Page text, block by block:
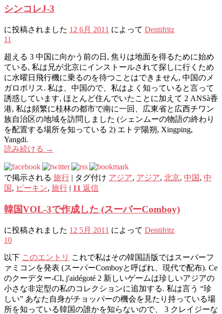
シンコレJ-3
に投稿されました 12 6月 2011 によって Dentifritz
11
超える 3 中国に向かう前の日, 焦りは地面を得るために始め
ている, 私は兄が北京にインストールされて探しに行くため
に水曜日飛行機に乗るのを待つことはできません, 中国のメ
ガロポリス. 私は、中国ので、私はよく知っていると言って
誘惑しています, ほとんど住んでいたことに加えて 2 ANSà香
港, 私は頻繁に桂林の都市で南に一回、広東省と広西チワン
族自治区の地域を訪問しました (シェンムーの物語の終わり
を配置する場所を知っている 2) エトデ陽朔, Xingping,
Yangdi.
読み続ける →
で掲示される 旅行 | タグ付け アジア, アジア, 北京, 中国 , 中
国 , ピーキン, 旅行 | 11 返信
韓国VOL-3で作成した (スーパーComboy)
に投稿されました 12 5月 2011 によって Dentifritz
10
以下 このエントリ これで私はその韓国語版ではスーパーフ
ァミコンを発表 (スーパーComboyと呼ばれ、現代で配布). Ce
のクーデター-CI, j'aidégoté 2 新しいゲームは珍しいアジアの
小さな非定型の私のコレクションに追加する. 私は言う “珍
しい” あなた自身がチョッパーの機会を見たり持っている場
所を知っている韓国の誰かを知らないので、 3 クレイジーな